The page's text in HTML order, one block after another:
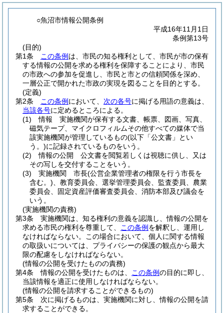
○魚沼市情報公開条例
平成16年11月1日
条例第13号
(目的)
第1条
この条例 は、市民の知る権利として、市民が市の保有
する情報の公開を求める権利を保障することにより、市民
の市政への参加を促進し、市民と市との信頼関係を深め、
一層公正で開かれた市政の実現を図ることを目的とする。
(定義)
第2条
この条例 において、 次の各号に掲げる用語の意義は、
当該各号に定めるところによる。
(1)
情報 実施機関が保有する文書、帳票、図画、写真、
磁気テープ、マイクロフィルムその他すべての媒体で当
該実施機関が管理しているもの(以下「公文書」とい
う。)に記録されているものをいう。
(2)
情報の公開 公文書を閲覧若しくは視聴に供し、又は
その写しを交付することをいう。
(3)
実施機関 市長(公営企業管理者の権限を行う市長を
含む。) 、教育委員会、選挙管理委員会、監査委員、農業
委員会、固定資産評価審査委員会、消防本部及び議会を
いう。
(実施機関の責務)
第3条
実施機関は、知る権利の意義を認識し、情報の公開を
求める市民の権利を尊重して、
この条例 を解釈し、運用し
なければならない。
この場合において、個人に関する情報
の取扱いについては、プライバシーの保護の観点から最大
限の配慮をしなければならない。
(情報の公開を受けたものの責務)
第4条
情報の公開を受けたものは、 この条例の目的に即し、
当該情報を適正に使用しなければならない。
(情報の公開を請求することができるもの)
第5条
次に掲げるものは、実施機関に対し、情報の公開を請
求することができる。